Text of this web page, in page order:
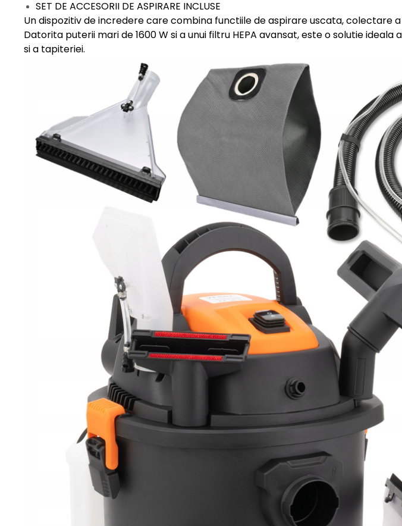
Protectia muncii
Scule Pneumatice
Slefuitoare
Tunuri de caldura si aeroteme
Utilaje constructie
SET DE ACCESORII DE ASPIRARE INCLUSE
Un dispozitiv de incredere care combina functiile de aspirare uscata, colectare
Datorita puterii mari de 1600 W si a unui filtru HEPA avansat, este o solutie
si a tapiteriei.